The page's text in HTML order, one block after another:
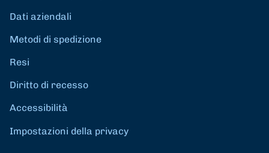
Dati aziendali
Metodi di spedizione
Resi
Diritto di recesso
Accessibilità
Impostazioni della privacy